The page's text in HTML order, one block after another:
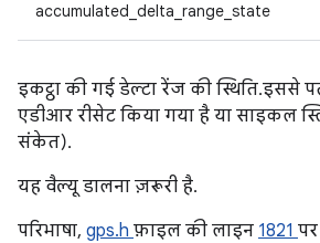
accumulated_delta_range_state
इकट्ठा की गई डेल्टा रेंज की स्थिति. इससे
एडीआर रीसेट किया गया है या साइकल
संकेत).
यह वैल्यू डालना ज़रूरी है.
परिभाषा, gps.h फ़ाइल की लाइन 1821